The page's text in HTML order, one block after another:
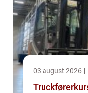
03 august 2026
Truckførerkurs i moss